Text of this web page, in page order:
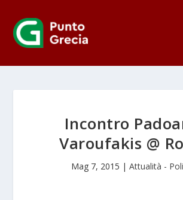
Incontro
Varoufakis @
Mag 7, 2015 | Attualità -